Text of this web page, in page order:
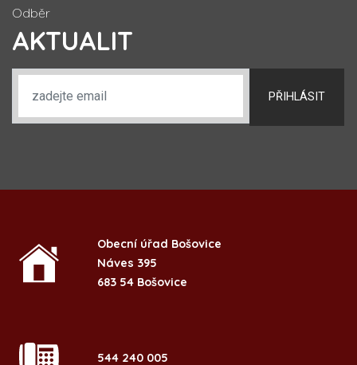
Odběr
AKTUALIT
PŘIHLÁSIT
Obecní úřad Bošovice
Náves 395
683 54 Bošovice
544 240 005